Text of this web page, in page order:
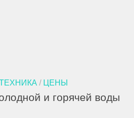
/ ЦЕНЫ
и горячей воды